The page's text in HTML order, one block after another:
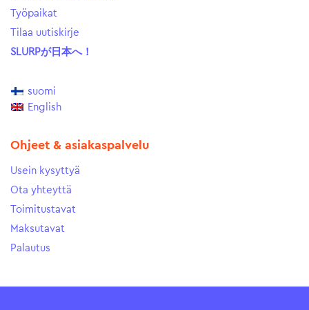
Työpaikat
Tilaa uutiskirje
SLURPが日本へ！
suomi
English
Ohjeet & asiakaspalvelu
Usein kysyttyä
Ota yhteyttä
Toimitustavat
Maksutavat
Palautus